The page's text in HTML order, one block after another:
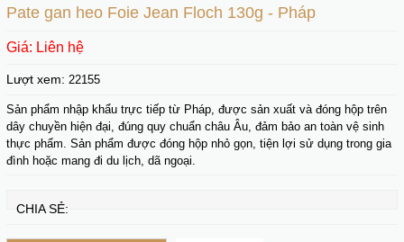
Pate gan heo Foie Jean Floch 130g - Pháp
Giá: Liên hệ
Lượt xem: 22155
Sản phẩm nhập khẩu trực tiếp từ Pháp, được sản xuất và đóng hộp trên
dây chuyền hiện đại, đúng quy chuẩn châu Âu, đảm bảo an toàn vệ sinh
thực phẩm. Sản phẩm được đóng hộp nhỏ gọn, tiện lợi sử dụng trong gia
đình hoặc mang đi du lịch, dã ngoại.
CHIA SẺ: